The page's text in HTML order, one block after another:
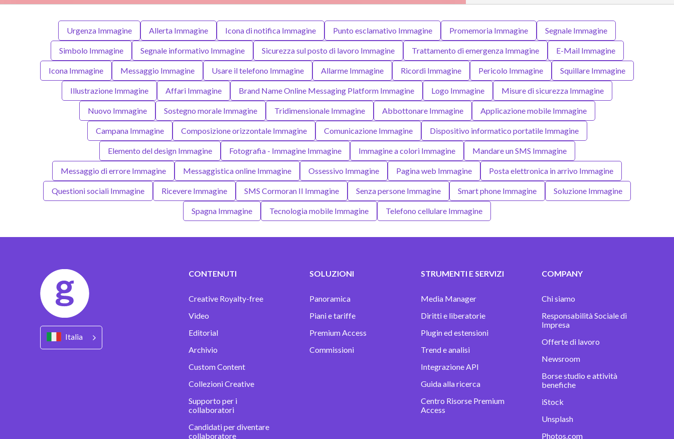
Urgenza Immagine Allerta Immagine Icona di notifica Immagine Punto esclamativo Immagine Promemoria Immagine Segnale Immagine
Simbolo Immagine Segnale informativo Immagine Sicurezza sul posto di lavoro Immagine Trattamento di emergenza Immagine E-Mail Immagine
Icona Immagine Messaggio Immagine Usare il telefono Immagine Allarme Immagine Ricordi Immagine Pericolo Immagine Squillare Immagine
Illustrazione Immagine Affari Immagine Brand Name Online Messaging Platform Immagine Logo Immagine Misure di sicurezza Immagine
Nuovo Immagine Sostegno morale Immagine Tridimensionale Immagine Abbottonare Immagine Applicazione mobile Immagine
Campana Immagine Composizione orizzontale Immagine Comunicazione Immagine Dispositivo informatico portatile Immagine
Elemento del design Immagine Fotografia - Immagine Immagine Immagine a colori Immagine Mandare un SMS Immagine
Messaggio di errore Immagine Messaggistica online Immagine Ossessivo Immagine Pagina web Immagine Posta elettronica in arrivo Immagine
Questioni sociali Immagine Ricevere Immagine SMS Cormoran II Immagine Senza persone Immagine Smart phone Immagine Soluzione Immagine
Spagna Immagine Tecnologia mobile Immagine Telefono cellulare Immagine
Italia
CONTENUTI
Creative Royalty-free
Video
Editorial
Archivio
Custom Content
Collezioni Creative
Supporto per i
collaboratori
Candidati per diventare
collaboratore
SOLUZIONI
Panoramica
Piani e tariffe
Premium Access
Commissioni
STRUMENTI E SERVIZI
Media Manager
Diritti e liberatorie
Plugin ed estensioni
Trend e analisi
Integrazione API
Guida alla ricerca
Centro Risorse Premium
Access
COMPANY
Chi siamo
Responsabilità Sociale di
Impresa
Offerte di lavoro
Newsroom
Borse studio e attività
benefiche
iStock
Unsplash
Photos.com